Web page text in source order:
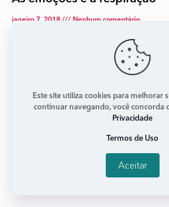
janeiro 7, 2018 Nenhum comentário
A gente costuma negligenciar muito a
importância para a nossa saúde. Do
simbólico, respirar é trocar com o
Este site utiliza cookies para melhorar
continuar navegando, você concorda
Privacidade
Termos de Uso
Aceitar